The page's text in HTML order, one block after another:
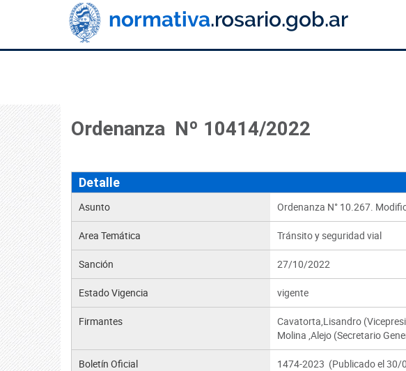
Ordenanza Nº 10414/2022
Detalle
Asunto Ordenanza N° 10.267.
Area Temática Tránsito y seguridad vial
Sanción 27/10/2022
Estado Vigencia vigente
Firmantes
Cavatorta,Lisandro
Molina ,Alejo (Secretario
Boletín Oficial 1474-2023 (Publicado el 30/